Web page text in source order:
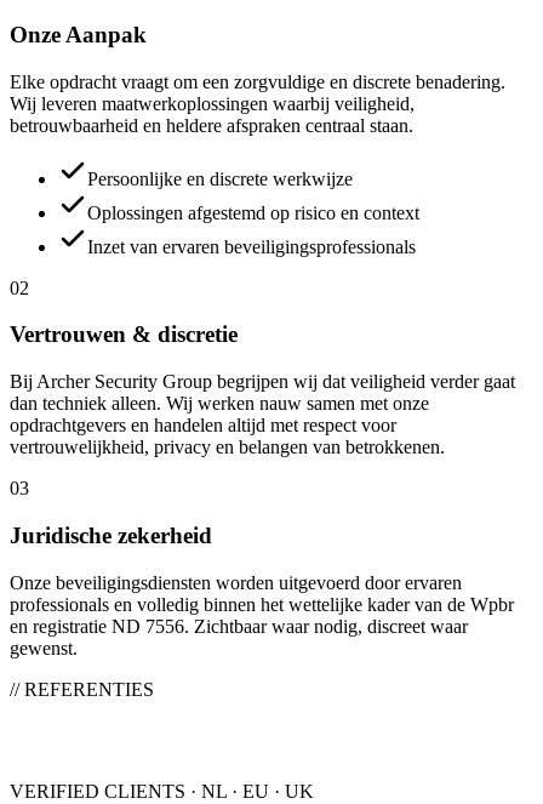
Onze Aanpak
Elke opdracht vraagt om een zorgvuldige en discrete benadering.
Wij leveren maatwerkoplossingen waarbij veiligheid,
betrouwbaarheid en heldere afspraken centraal staan.
Persoonlijke en discrete werkwijze
Oplossingen afgestemd op risico en context
Inzet van ervaren beveiligingsprofessionals
02
Vertrouwen & discretie
Bij Archer Security Group begrijpen wij dat veiligheid verder gaat
dan techniek alleen. Wij werken nauw samen met onze
opdrachtgevers en handelen altijd met respect voor
vertrouwelijkheid, privacy en belangen van betrokkenen.
03
Juridische zekerheid
Onze beveiligingsdiensten worden uitgevoerd door ervaren
professionals en volledig binnen het wettelijke kader van de Wpbr
en registratie ND 7556. Zichtbaar waar nodig, discreet waar
gewenst.
// REFERENTIES
VERIFIED CLIENTS · NL · EU · UK